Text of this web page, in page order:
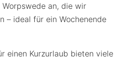
an, die wir
– ideal für ein Wochenende
einen Kurzurlaub bieten viele